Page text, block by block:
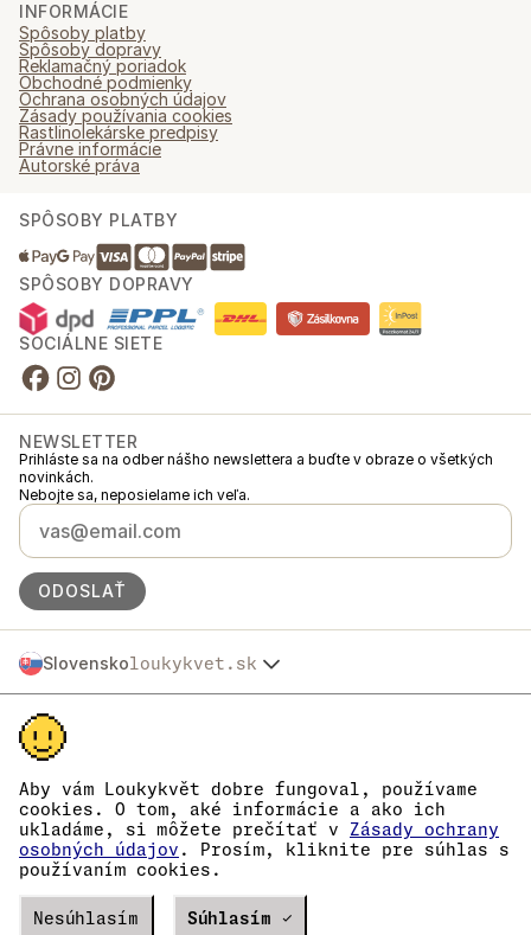
Aby vám Loukykvět dobre fungoval, používame
cookies. O tom, aké informácie a ako ich
ukladáme, si môžete prečítať v
Zásady ochrany
osobných údajov . Prosím, kliknite pre súhlas s
používaním cookies.
Nesúhlasím Súhlasím ✓
INFORMÁCIE
Spôsoby platby
Spôsoby dopravy
Reklamačný poriadok
Obchodné podmienky
Ochrana osobných údajov
Zásady používania cookies
Rastlinolekárske predpisy
Právne informácie
Autorské práva
SPÔSOBY PLATBY
SPÔSOBY DOPRAVY
SOCIÁLNE SIETE
NEWSLETTER
Prihláste sa na odber nášho newslettera a buďte v obraze o všetkých
novinkách.
Nebojte sa, neposielame ich veľa.
ODOSLAŤ
Slovenskoloukykvet.sk
Česko
Polska
Österreich
Deutschland
France
België
Danmark
Eesti
España
Suomi
Magyarország
Spoločnosť Loukykvět s.r.o. je zapísaná v Obchodnom registri
Mestského súdu v Prahe, oddiel C, vložka 268616.
EKF00180493.
Pre vydávanie rastlinolekárskych pasov používame registračné číslo
0636.
IČO je 05663687, DIČ je CZ05663687.
ID dátovej schránky je eng827q.
Číslo EORI je CZ05663687.
Sme platcovia DPH.
Verze20302 PRODUCTION